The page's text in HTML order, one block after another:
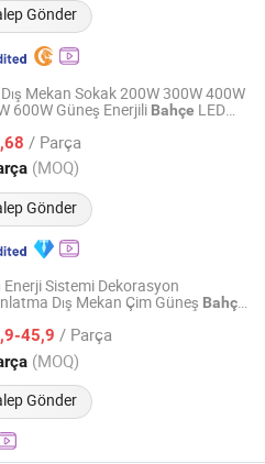
Gönder
Mekan Sokak 200W 300W 400W
600W Güneş Enerjili Bahçe LED
/ Parça
(MOQ)
Gönder
Ltd.
Fiyat 2017
Enerji Sistemi Dekorasyon
Dış Mekan Çim Güneş Bahçe
45,9 / Parça
(MOQ)
Gönder
Fiyat 2022